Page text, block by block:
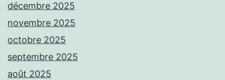
décembre 2025
novembre 2025
octobre 2025
septembre 2025
août 2025